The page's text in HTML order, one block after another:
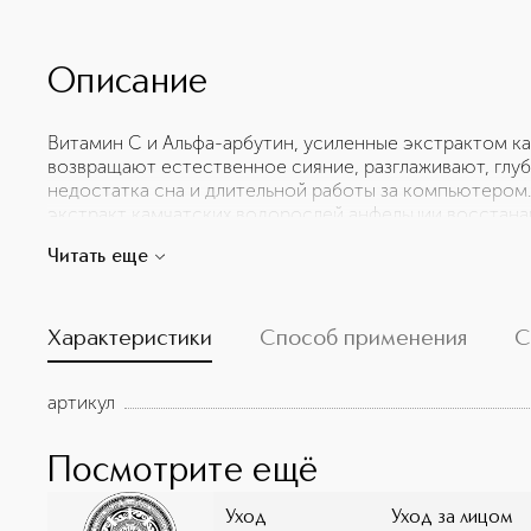
Описание
Витамин С и Альфа-арбутин, усиленные экстрактом
возвращают естественное сияние, разглаживают,
недостатка сна и длительной работы за
экстракт камчатских водорослей анфельции
мелкие морщинки. Витамин C – нейтрализует
Читать еще
Характеристики Способ применения
артикул
Посмотрите ещё
Уход Уход за лицом